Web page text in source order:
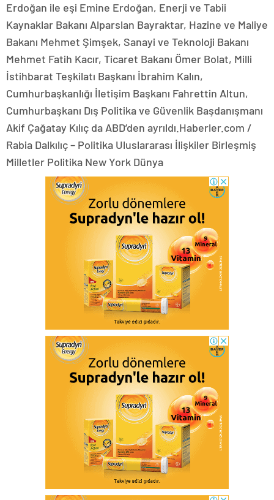
Erdoğan ile eşi Emine Erdoğan, Enerji ve Tabii
Kaynaklar Bakanı Alparslan Bayraktar, Hazine ve Maliye
Bakanı Mehmet Şimşek, Sanayi ve Teknoloji Bakanı
Mehmet Fatih Kacır, Ticaret Bakanı Ömer Bolat, Milli
İstihbarat Teşkilatı Başkanı İbrahim Kalın,
Cumhurbaşkanlığı İletişim Başkanı Fahrettin Altun,
Cumhurbaşkanı Dış Politika ve Güvenlik Başdanışmanı
Akif Çağatay Kılıç da ABD’den ayrıldı.Haberler.com /
Rabia Dalkılıç – Politika Uluslararası İlişkiler Birleşmiş
Milletler Politika New York Dünya